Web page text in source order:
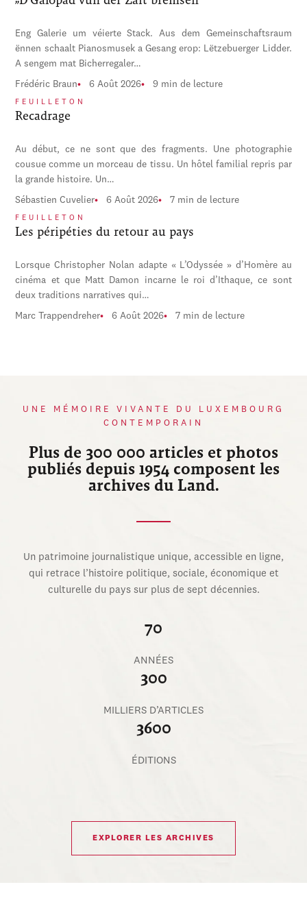
Eng Galerie um véierte Stack. Aus dem Gemeinschaftsraum
ënnen schaalt Pianosmusek a Gesang erop: Lëtzebuerger Lidder.
A sengem mat Bicherregaler…
Frédéric Braun 6 Août 2026 9 min de lecture
FEUILLETON
Recadrage
Au début, ce ne sont que des fragments. Une photographie
cousue comme un morceau de tissu. Un hôtel familial repris par
la grande histoire. Un…
Sébastien Cuvelier 6 Août 2026 7 min de lecture
FEUILLETON
Les péripéties du retour au pays
Lorsque Christopher Nolan adapte « L’Odyssée » d’Homère au
cinéma et que Matt Damon incarne le roi d’Ithaque, ce sont
deux traditions narratives qui…
Marc Trappendreher 6 Août 2026 7 min de lecture
UNE MÉMOIRE VIVANTE DU LUXEMBOURG
CONTEMPORAIN
Plus de 300 000 articles et photos
publiés depuis 1954 composent les
archives du Land.
Un patrimoine journalistique unique, accessible en ligne,
qui retrace l’histoire politique, sociale, économique et
culturelle du pays sur plus de sept décennies.
70
ANNÉES
300
MILLIERS D’ARTICLES
3600
ÉDITIONS
EXPLORER LES ARCHIVES